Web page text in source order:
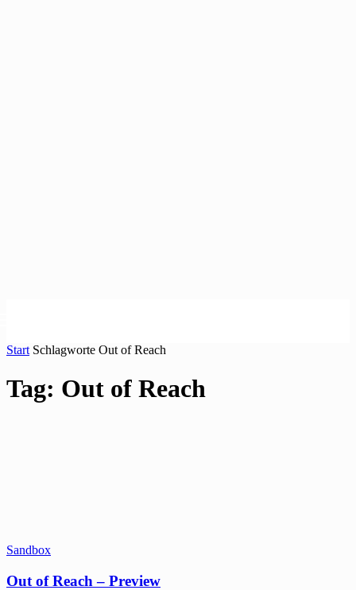
Start Schlagworte Out of Reach
Tag: Out of Reach
Sandbox
Out of Reach – Preview